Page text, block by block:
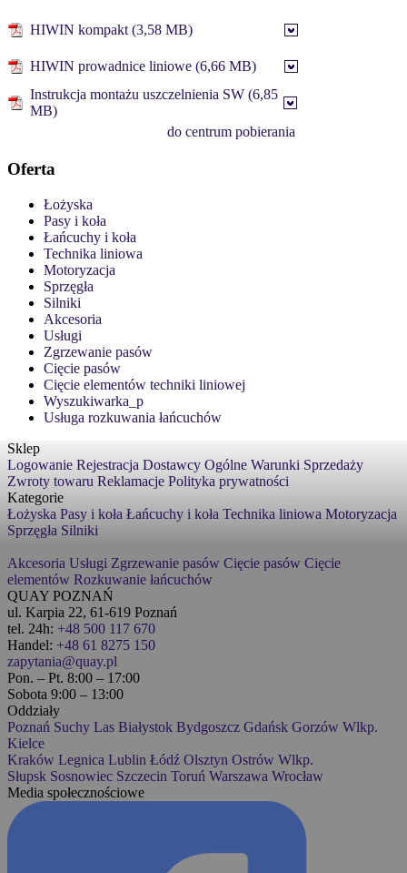
HIWIN kompakt (3,58 MB)
HIWIN prowadnice liniowe (6,66 MB)
Instrukcja montażu uszczelnienia SW (6,85
MB)
do centrum pobierania
Oferta
Łożyska
Pasy i koła
Łańcuchy i koła
Technika liniowa
Motoryzacja
Sprzęgła
Silniki
Akcesoria
Usługi
Zgrzewanie pasów
Cięcie pasów
Cięcie elementów techniki liniowej
Wyszukiwarka_p
Usługa rozkuwania łańcuchów
Sklep
Logowanie Rejestracja Dostawcy Ogólne Warunki Sprzedaży
Zwroty towaru Reklamacje Polityka prywatności
Kategorie
Łożyska Pasy i koła Łańcuchy i koła Technika liniowa Motoryzacja
Sprzęgła Silniki
Akcesoria Usługi Zgrzewanie pasów Cięcie pasów Cięcie
elementów Rozkuwanie łańcuchów
QUAY POZNAŃ
ul. Karpia 22, 61-619 Poznań
tel. 24h: +48 500 117 670
Handel: +48 61 8275 150
zapytania@quay.pl
Pon. – Pt. 8:00 – 17:00
Sobota 9:00 – 13:00
Oddziały
Poznań Suchy Las Białystok Bydgoszcz Gdańsk Gorzów Wlkp.
Kielce
Kraków Legnica Lublin Łódź Olsztyn Ostrów Wlkp.
Słupsk Sosnowiec Szczecin Toruń Warszawa Wrocław
Media społecznościowe